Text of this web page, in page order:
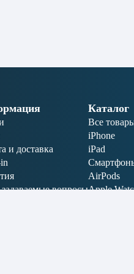
и доставка
задаваемые вопросы
Каталог
Все
iPhone
iPad
AirPods
Apple